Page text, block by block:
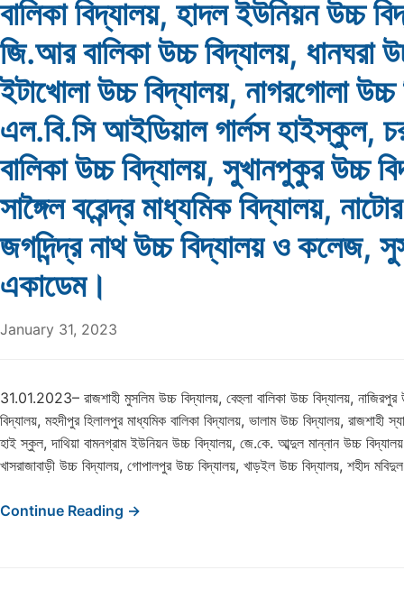
বালিকা বিদ্যালয়, হাদল ইউনিয়ন উচ্চ
জি.আর বালিকা উচ্চ বিদ্যালয়, ধানঘরা
ইটাখোলা উচ্চ বিদ্যালয়, নাগরগোলা উচ্চ
এল.বি.সি আইডিয়াল গার্লস হাইস্কুল,
বালিকা উচ্চ বিদ্যালয়, সুখানপুকুর উচ্চ
সাঙ্গৈল বরেন্দ্র মাধ্যমিক বিদ্যালয়,
জগদিন্দ্র নাথ উচ্চ বিদ্যালয় ও কলেজ,
একাডেম।
January 31, 2023
31.01.2023– রাজশাহী মুসলিম উচ্চ বিদ্যালয়, বেহুলা বালিকা উচ্চ বিদ্যালয়, নাজিরপুর
বিদ্যালয়, মহদীপুর হিলালপুর মাধ্যমিক বালিকা বিদ্যালয়, ভালাম উচ্চ বিদ্যালয়, রাজশাহী
হাই স্কুল, দাথিয়া বামনগ্রাম ইউনিয়ন উচ্চ বিদ্যালয়, জে.কে. আব্দুল মান্নান উচ্চ
খাসরাজাবাড়ী উচ্চ বিদ্যালয়, গোপালপুর উচ্চ বিদ্যালয়, খাড়ইল উচ্চ বিদ্যালয়, শহীদ
Continue Reading →